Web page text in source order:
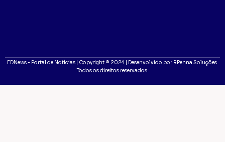
EDNews - Portal de Notícias | Copyright ® 2024 | Desenvolvido por RPenna Soluções.
Todos os direitos reservados.